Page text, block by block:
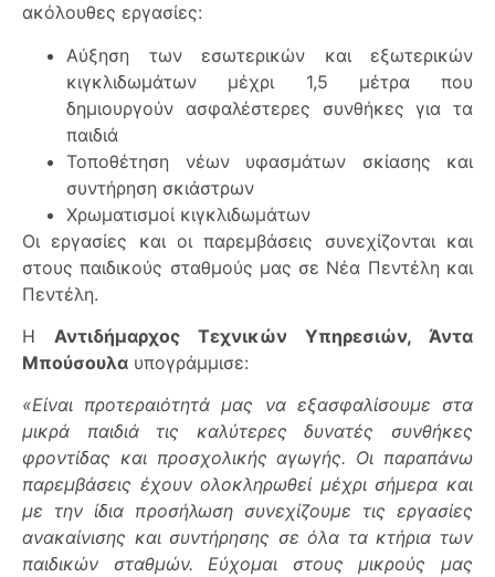
ακόλουθες εργασίες:
Αύξηση των εσωτερικών και εξωτερικών
κιγκλιδωμάτων μέχρι 1,5 μέτρα που
δημιουργούν ασφαλέστερες συνθήκες για τα
παιδιά
Τοποθέτηση νέων υφασμάτων σκίασης και
συντήρηση σκιάστρων
Χρωματισμοί κιγκλιδωμάτων
Οι εργασίες και οι παρεμβάσεις συνεχίζονται και
στους παιδικούς σταθμούς μας σε Νέα Πεντέλη και
Πεντέλη.
Η Αντιδήμαρχος Τεχνικών Υπηρεσιών, Άντα
Μπούσουλα υπογράμμισε:
«Είναι προτεραιότητά μας να εξασφαλίσουμε στα
μικρά παιδιά τις καλύτερες δυνατές συνθήκες
φροντίδας και προσχολικής αγωγής. Οι παραπάνω
παρεμβάσεις έχουν ολοκληρωθεί μέχρι σήμερα και
με την ίδια προσήλωση συνεχίζουμε τις εργασίες
ανακαίνισης και συντήρησης σε όλα τα κτήρια των
παιδικών σταθμών.
Εύχομαι στους μικρούς μας